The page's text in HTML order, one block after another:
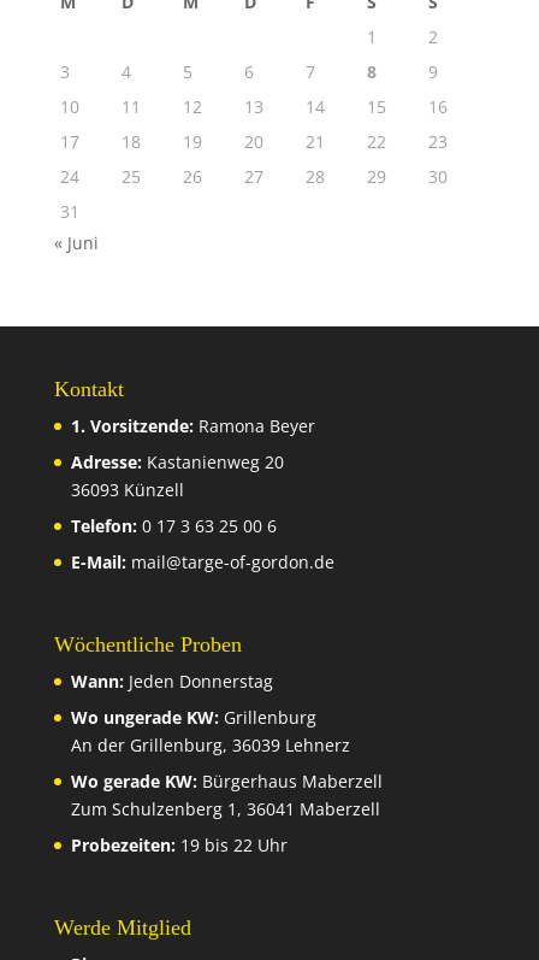
1
2
3
4 5 6 7 8
9
10
11 12 13 14 15
16
17
18 19 20 21 22
23
24
25 26 27 28 29
30
31
« Juni
Kontakt
1. Vorsitzende:Ramona Beyer
Adresse:Kastanienweg 20
36093 Künzell
Telefon:0 17 3 63 25 00 6
E-Mail: mail@targe-of-gordon.de
Wöchentliche Proben
Wann:Jeden Donnerstag
Wo ungerade KW:Grillenburg
An der Grillenburg, 36039 Lehnerz
Wo gerade KW:Bürgerhaus Maberzell
Zum Schulzenberg 1, 36041 Maberzell
Probezeiten:19 bis 22 Uhr
Werde Mitglied